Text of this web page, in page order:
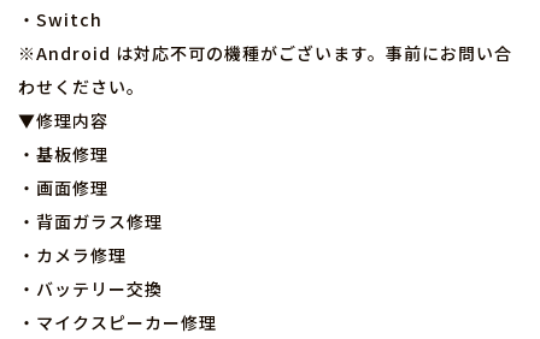
・Switch
※Android は対応不可の機種がございます。事前にお問い合
わせください。
▼修理内容
・基板修理
・画面修理
・背面ガラス修理
・カメラ修理
・バッテリー交換
・マイクスピーカー修理